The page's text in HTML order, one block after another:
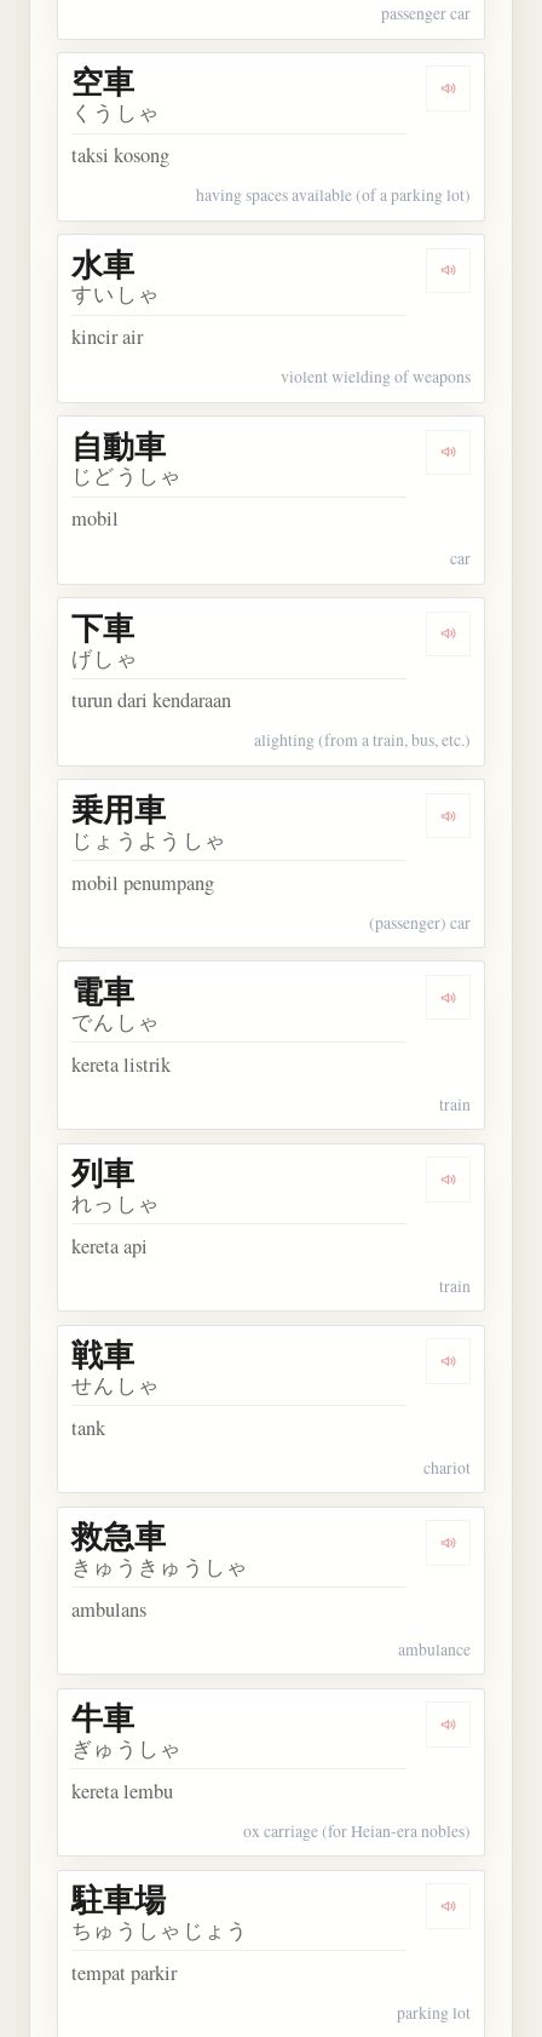
passenger car
Dengarkan
空車
くうしゃ
taksi kosong
having spaces available (of a parking lot)
Dengarkan
水車
すいしゃ
kincir air
violent wielding of weapons
Dengarkan
自動車
じどうしゃ
mobil
car
Dengarkan
下車
げしゃ
turun dari kendaraan
alighting (from a train, bus, etc.)
Dengarkan
乗用車
じょうようしゃ
mobil penumpang
(passenger) car
Dengarkan
電車
でんしゃ
kereta listrik
train
Dengarkan
列車
れっしゃ
kereta api
train
Dengarkan
戦車
せんしゃ
tank
chariot
Dengarkan
救急車
きゅうきゅうしゃ
ambulans
ambulance
Dengarkan
牛車
ぎゅうしゃ
kereta lembu
ox carriage (for Heian-era nobles)
Dengarkan
駐車場
ちゅうしゃじょう
tempat parkir
parking lot